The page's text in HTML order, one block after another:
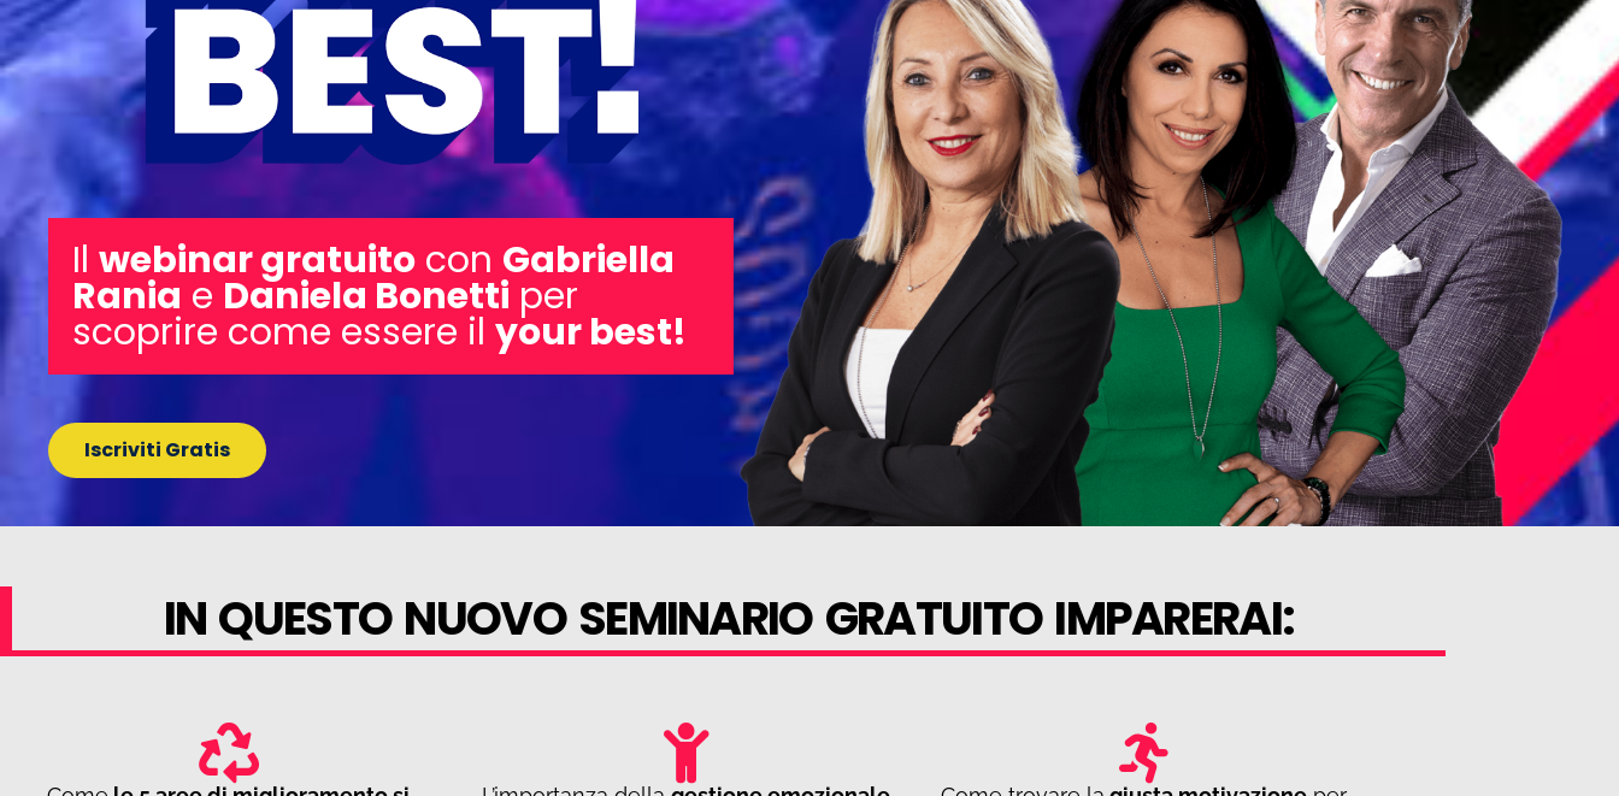
Il webinar gratuito con Gabriella
Rania e Daniela Bonetti per
scoprire come essere il your best!
Iscriviti Gratis
IN QUESTO NUOVO SEMINARIO GRATUITO IMPARERAI: